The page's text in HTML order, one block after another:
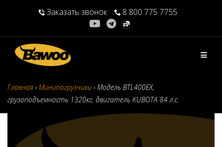
Заказать звонок 8 800 775 7755
Главная › Минипогрузчики › Модель BTL400EX,
грузоподъемность 1320кг, двигатель KUBOTA 84 л.с.